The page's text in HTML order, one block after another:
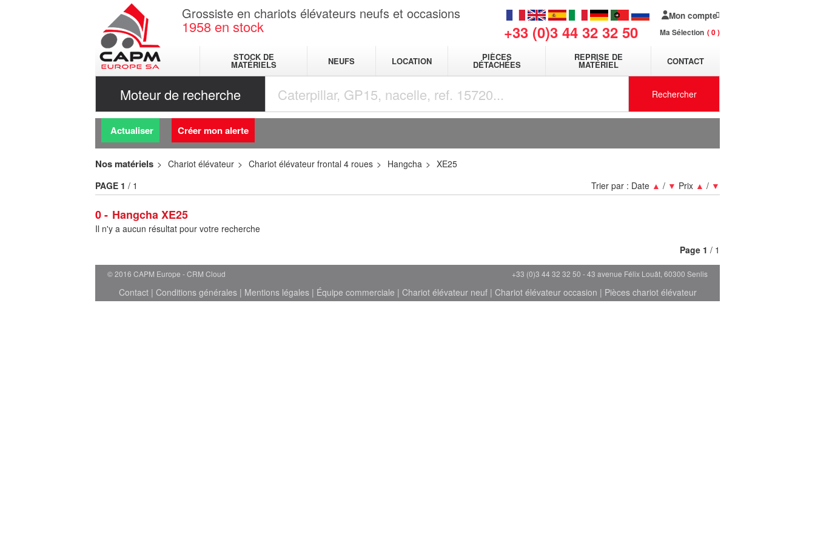
Grossiste en chariots élévateurs neufs et occasions
1958 en stock +33 (0)3 44 32 32 50
Mon compte
Ma Sélection 0
STOCK DE
MATÉRIELS NEUFS LOCATION PIÈCES
DÉTACHÉES
REPRISE DE
MATÉRIEL CONTACT
Moteur de recherche Rechercher
Actualiser Créer mon alerte
Nos matériels Chariot élévateur Chariot élévateur frontal 4 roues Hangcha XE25
0 Hangcha XE25
Trier par : Date ▲ / ▼ Prix ▲ / ▼
PAGE 1 / 1
Il n'y a aucun résultat pour votre recherche
Page 1 / 1
© 2016 CAPM Europe CRM Cloud +33 (0)3 44 32 32 50 - 43 avenue Félix Louât, 60300 Senlis
Contact| Conditions générales| Mentions légales| Équipe commerciale | Chariot élévateur neuf| Chariot élévateur occasion | Pièces chariot élévateur